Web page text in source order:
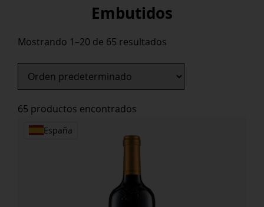
Embutidos
Mostrando 1–20 de 65 resultados
65 productos encontrados
España